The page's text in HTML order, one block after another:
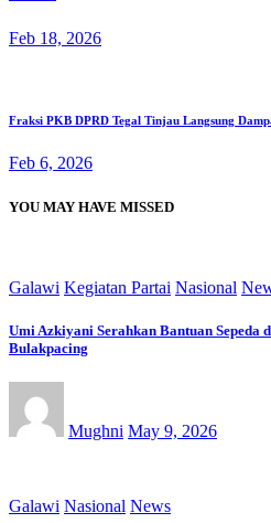
Feb 18, 2026
Fraksi PKB DPRD Tegal Tinjau Langsung
Feb 6, 2026
YOU MAY HAVE MISSED
Galawi Kegiatan Partai Nasional
Umi Azkiyani Serahkan Bantuan Sepeda
Bulakpacing
Mughni May 9, 2026
Galawi Nasional News